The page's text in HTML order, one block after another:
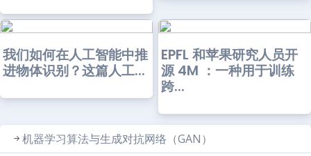
我们如何在人工智能中推
进物体识别？这篇人工...
EPFL 和苹果研究人员开
源 4M ：一种用于训练
跨...
机器学习算法与生成对抗网络（GAN）